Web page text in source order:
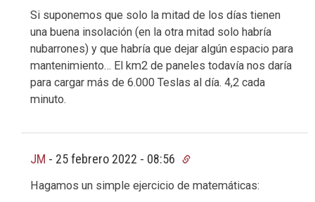
Si suponemos que solo la mitad de los días tienen
una buena insolación (en la otra mitad solo habría
nubarrones) y que habría que dejar algún espacio para
mantenimiento… El km2 de paneles todavía nos daría
para cargar más de 6.000 Teslas al día. 4,2 cada
minuto.
JM - 25 febrero 2022 - 08:56
Hagamos un simple ejercicio de matemáticas: